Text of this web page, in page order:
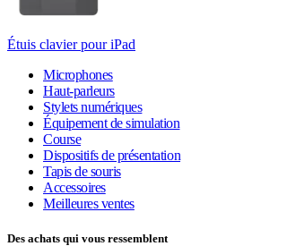
Étuis clavier pour iPad
Microphones
Haut-parleurs
Stylets numériques
Équipement de simulation
Course
Dispositifs de présentation
Tapis de souris
Accessoires
Meilleures ventes
Des achats qui vous ressemblent